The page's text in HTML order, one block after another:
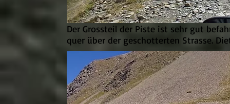
Der Grossteil der Piste ist sehr gut
quer über der geschotterten Strasse.